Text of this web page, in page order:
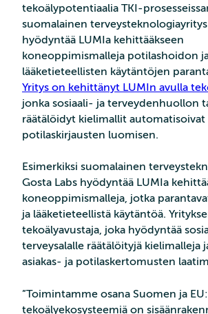
tekoälypotentiaalia TKI-
suomalainen terveysteknologiayritys
hyödyntää LUMIa kehittääkseen
koneoppimismalleja potilashoidon
lääketieteellisten käytäntöjen
Yritys on kehittänyt LUMIn avulla
jonka sosiaali- ja terveydenhuollon
räätälöidyt kielimallit automatisoivat
potilaskirjausten luomisen.
Esimerkiksi suomalainen
Gosta Labs hyödyntää LUMIa
koneoppimismalleja, jotka
ja lääketieteellistä käytäntöä.
tekoälyavustaja, joka hyödyntää
terveysalalle räätälöityjä kielimalleja
asiakas- ja potilaskertomusten
”Toimintamme osana Suomen ja
tekoälyekosysteemiä on